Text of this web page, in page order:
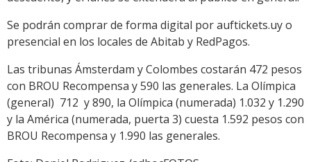
Se podrán comprar de forma digital por auftickets.uy o
presencial en los locales de Abitab y RedPagos.
Las tribunas Ámsterdam y Colombes costarán 472 pesos
con BROU Recompensa y 590 las generales. La Olímpica
(general) 712 y 890, la Olímpica (numerada) 1.032 y 1.290
y la América (numerada, puerta 3) cuesta 1.592 pesos con
BROU Recompensa y 1.990 las generales.